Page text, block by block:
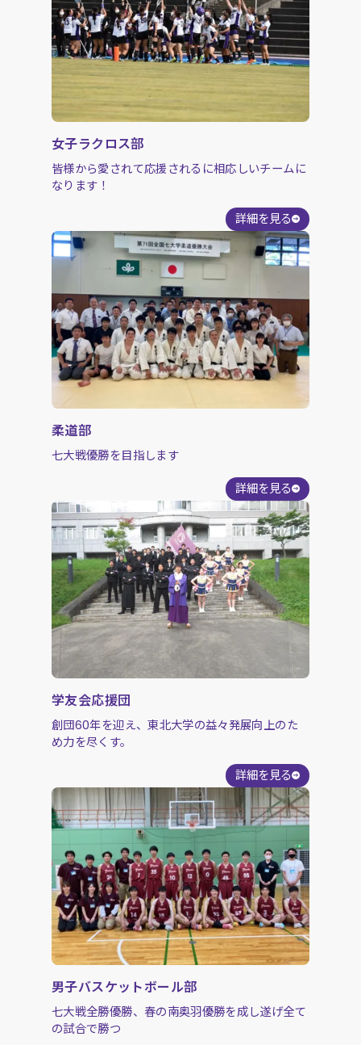
女子ラクロス部
皆様から愛されて応援されるに相応しいチームに
なります！
詳細を見る
柔道部
七大戦優勝を目指します
詳細を見る
学友会応援団
創団60年を迎え、東北大学の益々発展向上のた
め力を尽くす。
詳細を見る
男子バスケットボール部
七大戦全勝優勝、春の南奥羽優勝を成し遂げ全て
の試合で勝つ